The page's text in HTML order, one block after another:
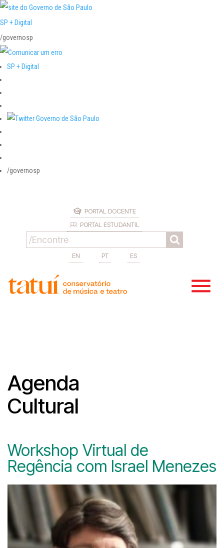
SP + Digital
/governosp
SP + Digital
/governosp
PORTAL DOCENTE
PORTAL ESTUDANTIL
EN PT ES
Agenda
Cultural
Workshop Virtual de
Regência com Israel Menezes